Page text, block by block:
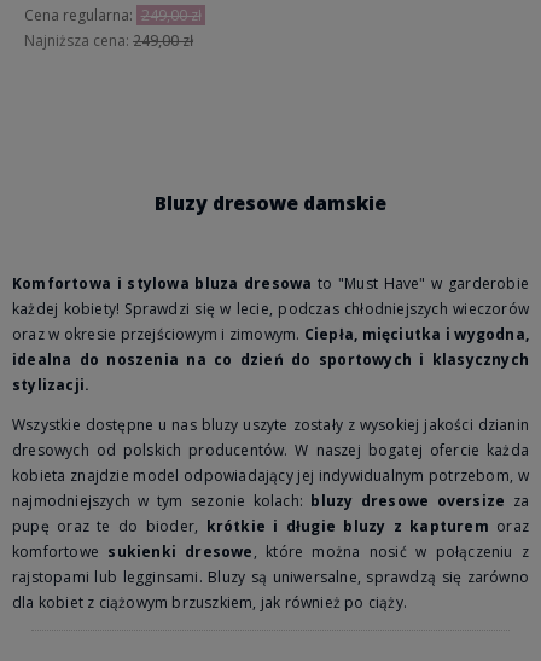
Cena regularna: 249,00 zł
Najniższa cena: 249,00 zł
Bluzy dresowe damskie
Komfortowa i stylowa bluza dresowa to "Must Have" w garderobie
każdej kobiety! Sprawdzi się w lecie, podczas chłodniejszych wieczorów
oraz w okresie przejściowym i zimowym. Ciepła, mięciutka i wygodna,
idealna do noszenia na co dzień do sportowych i klasycznych
stylizacji.
Wszystkie dostępne u nas bluzy uszyte zostały z wysokiej jakości dzianin
dresowych od polskich producentów. W naszej bogatej ofercie każda
kobieta znajdzie model odpowiadający jej indywidualnym potrzebom, w
najmodniejszych w tym sezonie kolach: bluzy dresowe oversize za
pupę oraz te do bioder, krótkie i długie bluzy z kapturem oraz
komfortowe sukienki dresowe, które można nosić w połączeniu z
rajstopami lub legginsami. Bluzy są uniwersalne, sprawdzą się zarówno
dla kobiet z ciążowym brzuszkiem, jak również po ciąży.